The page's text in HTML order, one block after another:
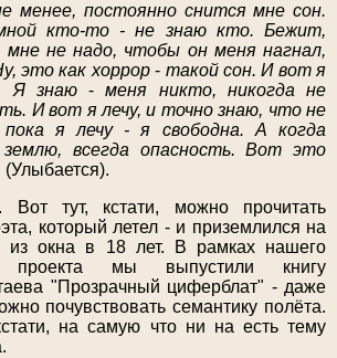
менее, постоянно снится мне сон.
кто-то - не знаю кто. Бежит,
не надо, чтобы он меня нагнал,
это как хоррор- такой сон. И вот я
Я знаю- меня никто, никогда не
И вот я лечу, и точно знаю, что не
я лечу - я свободна. А когда
землю, всегда опасность. Вот это
(Улыбается).
Вот тут, кстати, можно прочитать
который летел - и приземлился на
из окна в 18 лет. В рамках нашего
проекта мы выпустили книгу
"Прозрачный циферблат" - даже
почувствовать семантику полёта.
на самую что ни на есть тему